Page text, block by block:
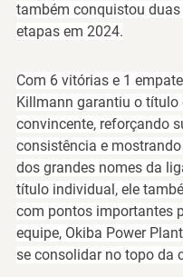
também conquistou
etapas em 2024.
Com 6 vitórias e 1 empate
Killmann garantiu o título
convincente, reforçando
consistência e
dos grandes nomes da
título individual, ele
com pontos importantes
equipe, Okiba Power Plant
se consolidar no topo da